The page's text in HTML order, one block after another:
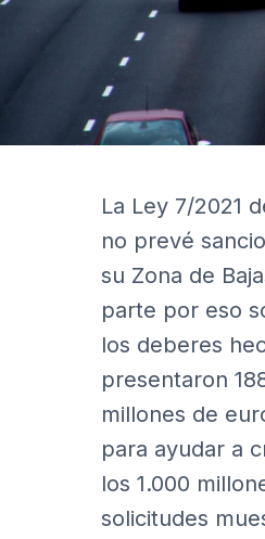
La Ley 7/2021
no prevé
su Zona de
parte por eso
los deberes
presentaron
millones de
para ayudar a
los 1.000
solicitudes